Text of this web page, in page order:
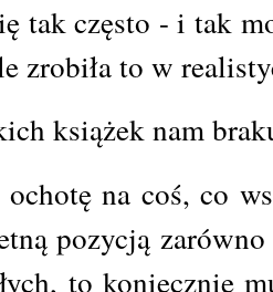
tak często - i tak
zrobiła to w
książek nam
na coś, co
pozycją
to koniecznie